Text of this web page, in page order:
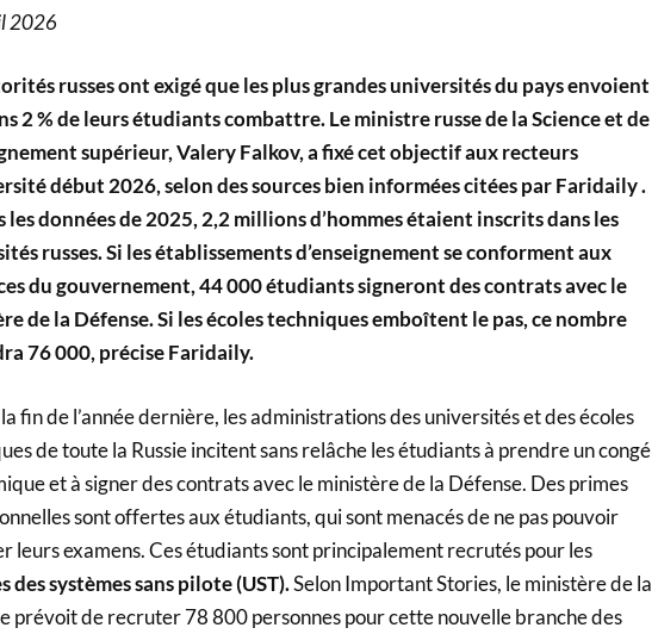
2026
russes ont exigé que les plus grandes universités du pays envoient
2 % de leurs étudiants combattre. Le ministre russe de la Science et de
supérieur, Valery Falkov, a fixé cet objectif aux recteurs
début 2026, selon des sources bien informées citées par Faridaily .
les données de 2025, 2,2 millions d’hommes étaient inscrits dans les
russes. Si les établissements d’enseignement se conforment aux
du gouvernement, 44 000 étudiants signeront des contrats avec le
de la Défense. Si les écoles techniques emboîtent le pas, ce nombre
76 000, précise Faridaily.
fin de l’année dernière, les administrations des universités et des écoles
de toute la Russie incitent sans relâche les étudiants à prendre un congé
et à signer des contrats avec le ministère de la Défense. Des primes
sont offertes aux étudiants, qui sont menacés de ne pas pouvoir
leurs examens. Ces étudiants sont principalement recrutés pour les
des systèmes sans pilote (UST).Selon Important Stories, le ministère de la
prévoit de recruter 78 800 personnes pour cette nouvelle branche des